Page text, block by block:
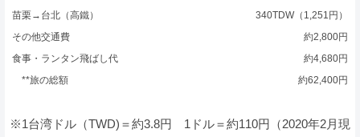
苗栗→台北（高鐵）
340TDW（1,251円）
その他交通費
約2,800円
食事・ランタン飛ばし代
約4,680円
**旅の総額
約62,400円
※1台湾ドル（TWD)＝約3.8円 1ドル＝約110円（2020年2月現